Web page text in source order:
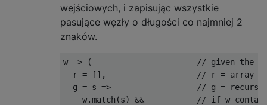
wejściowych, i zapisując wszystkie
pasujące węzły o długości co najmniej 2
znaków.
w => (
// given the
  r
= [],
// r = array
  g
= s =>
// g =
    w
.match (s) &&
// if w